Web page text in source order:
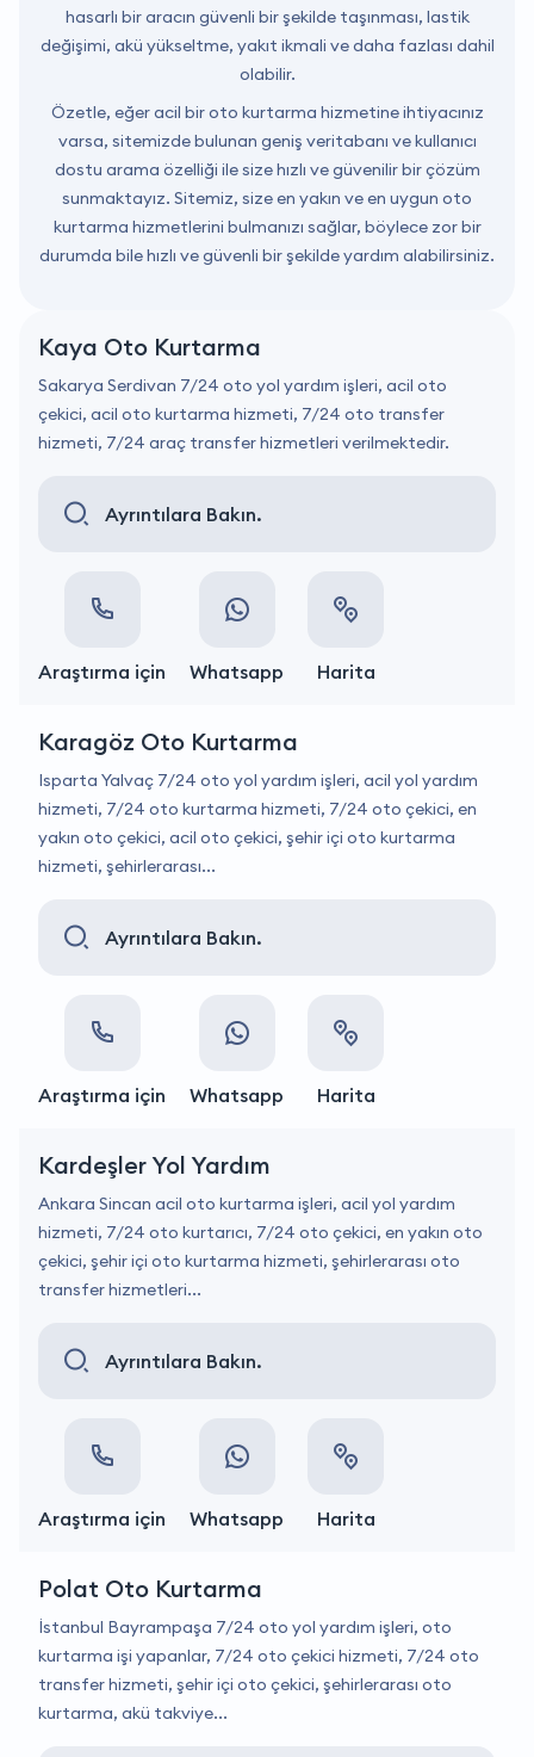
hasarlı bir aracın güvenli bir şekilde taşınması, lastik
değişimi, akü yükseltme, yakıt ikmali ve daha fazlası dahil
olabilir.
Özetle, eğer acil bir oto kurtarma hizmetine ihtiyacınız
varsa, sitemizde bulunan geniş veritabanı ve kullanıcı
dostu arama özelliği ile size hızlı ve güvenilir bir çözüm
sunmaktayız. Sitemiz, size en yakın ve en uygun oto
kurtarma hizmetlerini bulmanızı sağlar, böylece zor bir
durumda bile hızlı ve güvenli bir şekilde yardım alabilirsiniz.
Kaya Oto Kurtarma
Sakarya Serdivan 7/24 oto yol yardım işleri, acil oto
çekici, acil oto kurtarma hizmeti, 7/24 oto transfer
hizmeti, 7/24 araç transfer hizmetleri verilmektedir.
Ayrıntılara Bakın.
Araştırma için Whatsapp Harita
Karagöz Oto Kurtarma
Isparta Yalvaç 7/24 oto yol yardım işleri, acil yol yardım
hizmeti, 7/24 oto kurtarma hizmeti, 7/24 oto çekici, en
yakın oto çekici, acil oto çekici, şehir içi oto kurtarma
hizmeti, şehirlerarası...
Ayrıntılara Bakın.
Araştırma için Whatsapp Harita
Kardeşler Yol Yardım
Ankara Sincan acil oto kurtarma işleri, acil yol yardım
hizmeti, 7/24 oto kurtarıcı, 7/24 oto çekici, en yakın oto
çekici, şehir içi oto kurtarma hizmeti, şehirlerarası oto
transfer hizmetleri...
Ayrıntılara Bakın.
Araştırma için Whatsapp Harita
Polat Oto Kurtarma
İstanbul Bayrampaşa 7/24 oto yol yardım işleri, oto
kurtarma işi yapanlar, 7/24 oto çekici hizmeti, 7/24 oto
transfer hizmeti, şehir içi oto çekici, şehirlerarası oto
kurtarma, akü takviye...